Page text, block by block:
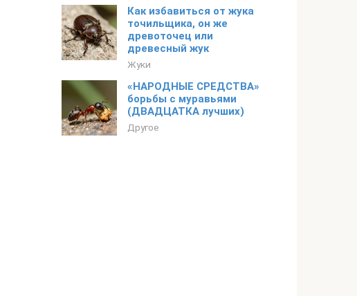
Как избавиться от жука
точильщика, он же
древоточец или
древесный жук
Жуки
«НАРОДНЫЕ СРЕДСТВА»
борьбы с муравьями
(ДВАДЦАТКА лучших)
Другое